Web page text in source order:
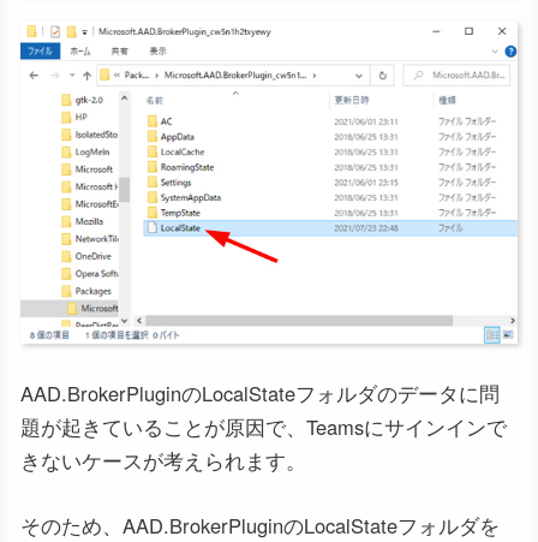
AAD.BrokerPluginのLocalStateフォルダのデータに問
題が起きていることが原因で、Teamsにサインインで
きないケースが考えられます。
そのため、AAD.BrokerPluginのLocalStateフォルダを